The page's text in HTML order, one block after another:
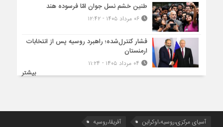
طنین خشم نسل جوان امّا فرسوده هند
۰۶ مرداد ۱۴۰۵ - ۱۲:۴۲
فشار کنترل‌شده؛ راهبرد روسیه پس از انتخابات
ارمنستان
بیشتر
آسیای مرکزی،روسیه،اوکراین
آفریقا،روسیه